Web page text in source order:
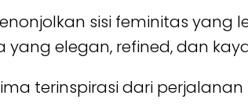
sisi feminitas
yang elegan, refined, dan
terinspirasi dari